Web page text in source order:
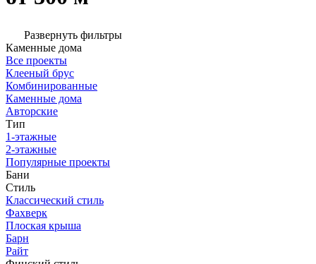
Развернуть фильтры
Каменные дома
Все проекты
Клееный брус
Комбинированные
Каменные дома
Авторские
Тип
1-этажные
2-этажные
Популярные проекты
Бани
Стиль
Классический стиль
Фахверк
Плоская крыша
Барн
Райт